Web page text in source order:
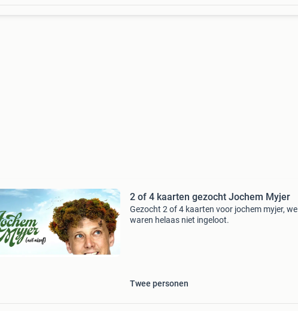
2 of 4 kaarten gezocht Jochem Myjer
Gezocht 2 of 4 kaarten voor jochem myjer, we
waren helaas niet ingeloot.
Twee personen